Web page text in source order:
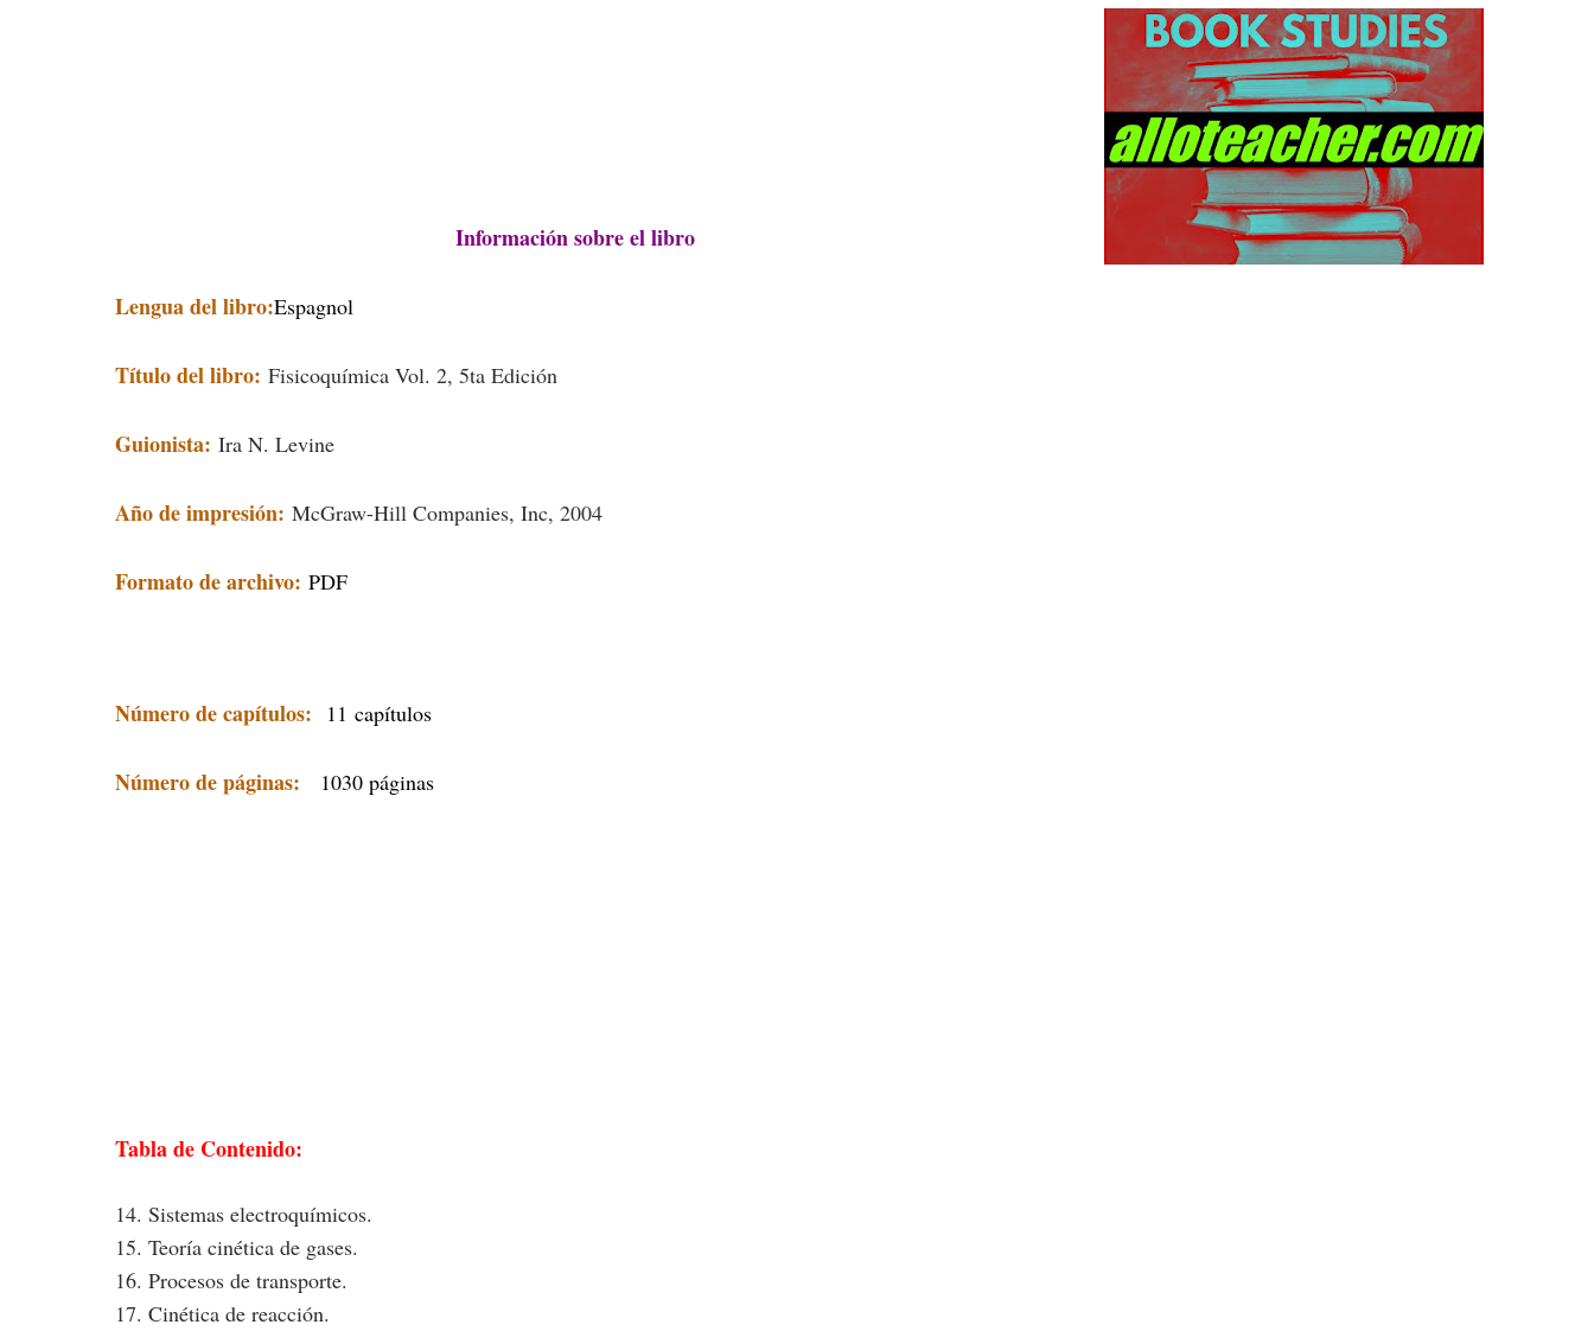
Información sobre el libro
Lengua del libro:Espagnol
Título del libro: Fisicoquímica Vol. 2, 5ta Edición
Guionista: Ira N. Levine
Año de impresión: McGraw-Hill Companies, Inc, 2004
Formato de archivo: PDF
Número de capítulos: 11 capítulos
Número de páginas: 1030 páginas
Tabla de Contenido:
14. Sistemas electroquímicos.
15. Teoría cinética de gases.
16. Procesos de transporte.
17. Cinética de reacción.